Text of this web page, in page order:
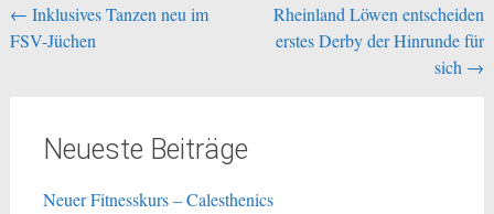
Beitragsnavigation
← Inklusives Tanzen neu im
FSV-Jüchen
Rheinland Löwen entscheiden
erstes Derby der Hinrunde für
sich →
Neueste Beiträge
Neuer Fitnesskurs – Calesthenics